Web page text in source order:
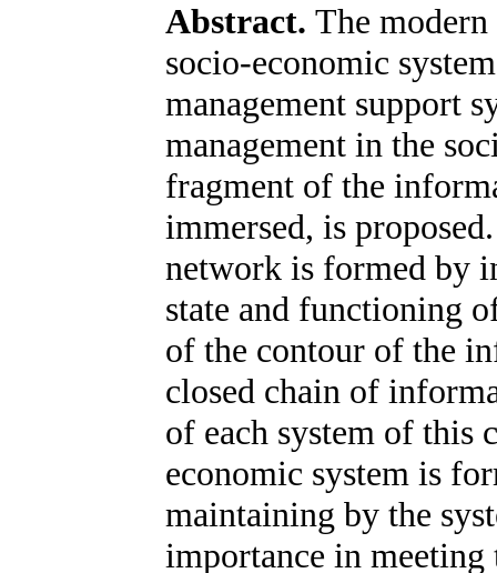
Abstract. The
socio-economic
management support
management in the
fragment of the
immersed, is
network is formed by
state and functioning
of the contour of the
closed chain of
of each system of this
economic system is
maintaining by the
importance in meeting